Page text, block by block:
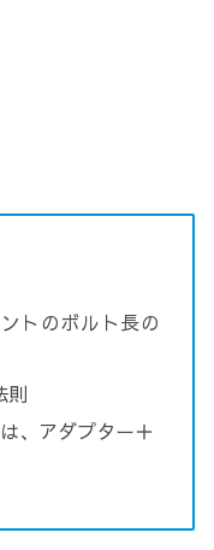
トのボルト長の
則
、アダプター＋